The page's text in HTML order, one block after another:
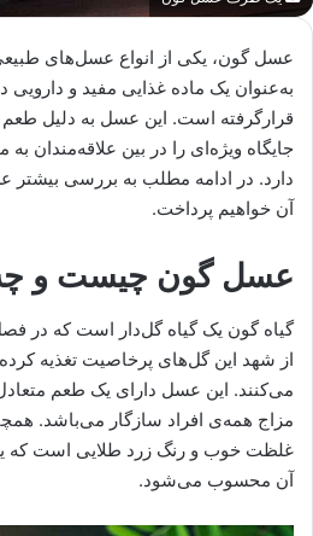
عسل گون، یکی از انواع عسل‌های
به‌عنوان یک ماده غذایی مفید و
قرارگرفته است. این عسل به دلیل
جایگاه ویژه‌ای را در بین علاقه‌مندان
دارد. در ادامه مطلب به بررسی
آن خواهیم پرداخت.
عسل گون چیست و
گیاه گون یک گیاه گل‌دار است که در
از شهد این گل‌های پرخاصیت تغذیه
می‌کنند. این عسل دارای یک طعم
مزاج همه‌ی افراد سازگار می‌باشد.
غلظت خوب و رنگ زرد طلایی است که
آن محسوب می‌شود.